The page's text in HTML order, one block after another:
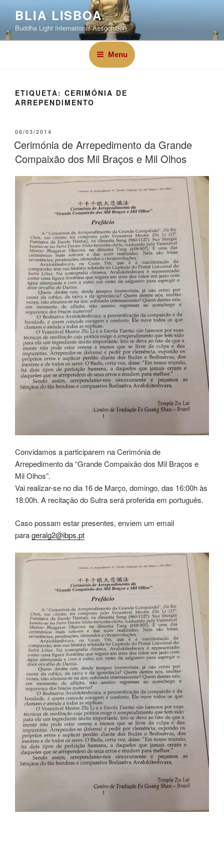
BLIA LISBOA
Buddha Light International Association
Menu
ETIQUETA: CERIMÓNIA DE
ARREPENDIMENTO
06/03/2014
Cerimónia de Arrepedimento da Grande
Compaixão dos Mil Braços e Mil Olhos
Convidamos a participarem na Cerimónia de
Arrepedimento da “Grande Compaixão dos Mil Braços e
Mil Olhos”.
Vai realizar-se no dia 16 de Março, domingo, das 16:00h às
18:00h. A recitação do Sutra será proferida em português.
Caso possam estar presentes, enviem um email
parageralg2@ibps.pt